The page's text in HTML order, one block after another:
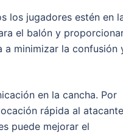
los jugadores estén en
el balón y
a minimizar la confusión
en la cancha. Por
rápida al atacante
puede mejorar el